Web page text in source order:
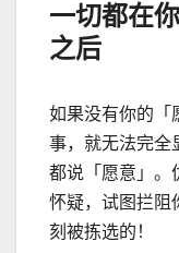
一切都在
之后
如果没有你的「
事，就无法完全
都说「愿意」。
怀疑，试图拦阻
刻被拣选的！